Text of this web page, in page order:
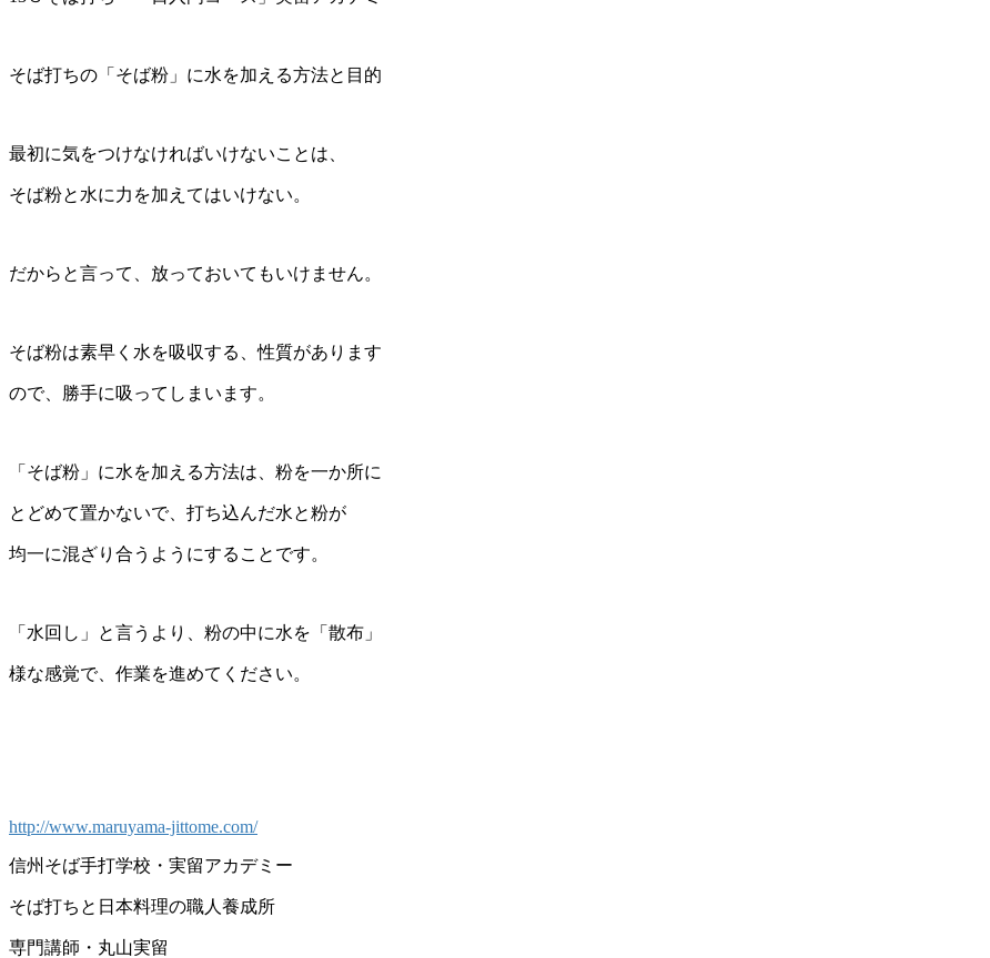
そば打ちの「そば粉」に水を加える方法と目的
最初に気をつけなければいけないことは、
そば粉と水に力を加えてはいけない。
だからと言って、放っておいてもいけません。
そば粉は素早く水を吸収する、性質があります
ので、勝手に吸ってしまいます。
「そば粉」に水を加える方法は、粉を一か所に
とどめて置かないで、打ち込んだ水と粉が
均一に混ざり合うようにすることです。
「水回し」と言うより、粉の中に水を「散布」
様な感覚で、作業を進めてください。
http://www.maruyama-jittome.com/
信州そば手打学校・実留アカデミー
そば打ちと日本料理の職人養成所
専門講師・丸山実留